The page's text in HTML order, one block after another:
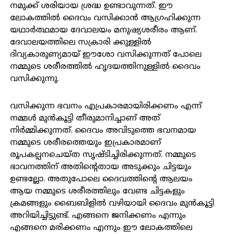
നമുക്ക് ശരിയായ ശ്രദ്ധ ഉണ്ടാവുന്നത്. ഈ
ലോകത്തിൽ ദൈവം വസിക്കാൻ ആഗ്രഹിക്കുന്ന
യഥാർത്ഥമായ ദേവാലയം മനുഷ്യശരീരം ആണ്.
ദേവാലയത്തിലെ സക്രാരി ക്കുള്ളിൽ
ദിവ്യകാരുണ്യമായ് ഈശോ വസിക്കുന്നത് പോലെ
നമ്മുടെ ശരീരത്തിൽ ഹൃദയത്തിനുള്ളിൽ ദൈവം
വസിക്കുന്നു.
വസിക്കുന്ന ഭവനം എപ്രകാരമായിരിക്കണം എന്ന്
നമ്മൾ മുൻകൂട്ടി തീരുമാനിച്ചാണ് അത്
നിർമ്മിക്കുന്നത്. ദൈവം അവിടുത്തെ ഭവനമായ
നമ്മുടെ ശരീരത്തെയും ഇപ്രകാരമാണ്
രൂപകല്പനചെയ്ത സൃഷ്ടിച്ചിരിക്കുന്നത്. നമ്മുടെ
ഭാവനത്തിന് അതിന്റെതായ അടുക്കും ചിട്ടയും
ഉണ്ടല്ലോ. അതുപോലെ ദൈവത്തിന്റെ ആലയം
ആയ നമ്മുടെ ശരീരത്തിലും വേണ്ട ചിട്ടകളും
ക്രമങ്ങളും ബൈബിളിൽ വഴിയായി ദൈവം മുൻകൂട്ടി
അറിയിച്ചിട്ടുണ്ട്. എങ്ങനെ ജനിക്കണം എന്നും
എങ്ങനെ മരിക്കണം എന്നും ഈ ലോകത്തിലെ